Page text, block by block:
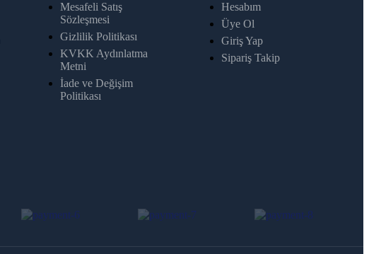
Mesafeli Satış
Sözleşmesi
Gizlilik Politikası
KVKK Aydınlatma
Metni
İade ve Değişim
Politikası
Hesabım
Üye Ol
Giriş Yap
Sipariş Takip